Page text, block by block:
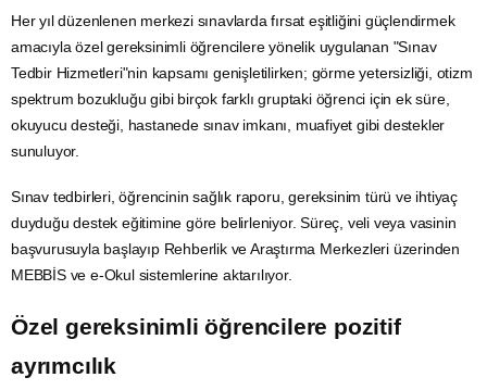
Her yıl düzenlenen merkezi sınavlarda fırsat eşitliğini güçlendirmek
amacıyla özel gereksinimli öğrencilere yönelik uygulanan "Sınav
Tedbir Hizmetleri"nin kapsamı genişletilirken; görme yetersizliği, otizm
spektrum bozukluğu gibi birçok farklı gruptaki öğrenci için ek süre,
okuyucu desteği, hastanede sınav imkanı, muafiyet gibi destekler
sunuluyor.
Sınav tedbirleri, öğrencinin sağlık raporu, gereksinim türü ve ihtiyaç
duyduğu destek eğitimine göre belirleniyor. Süreç, veli veya vasinin
başvurusuyla başlayıp Rehberlik veAraştırma Merkezleri üzerinden
MEBBİS ve e-Okul sistemlerine aktarılıyor.
Özel gereksinimli öğrencilere pozitif
ayrımcılık